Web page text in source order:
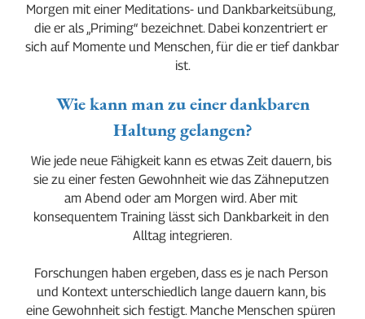
Morgen mit einer Meditations- und Dankbarkeitsübung,
die er als „Priming“ bezeichnet. Dabei konzentriert er
sich auf Momente und Menschen, für die er tief dankbar
ist.
Wie kann man zu einer dankbaren
Haltung gelangen?
Wie jede neue Fähigkeit kann es etwas Zeit dauern, bis
sie zu einer festen Gewohnheit wie das Zähneputzen
am Abend oder am Morgen wird. Aber mit
konsequentem Training lässt sich Dankbarkeit in den
Alltag integrieren.
Forschungen haben ergeben, dass es je nach Person
und Kontext unterschiedlich lange dauern kann, bis
eine Gewohnheit sich festigt. Manche Menschen spüren